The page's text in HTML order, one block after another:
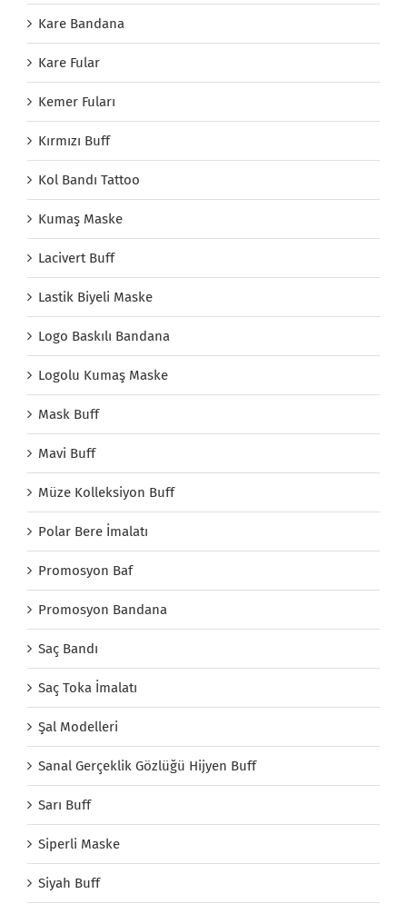
Kare Bandana
Kare Fular
Kemer Fuları
Kırmızı Buff
Kol Bandı Tattoo
Kumaş Maske
Lacivert Buff
Lastik Biyeli Maske
Logo Baskılı Bandana
Logolu Kumaş Maske
Mask Buff
Mavi Buff
Müze Kolleksiyon Buff
Polar Bere İmalatı
Promosyon Baf
Promosyon Bandana
Saç Bandı
Saç Toka İmalatı
Şal Modelleri
Sanal Gerçeklik Gözlüğü Hijyen Buff
Sarı Buff
Siperli Maske
Siyah Buff